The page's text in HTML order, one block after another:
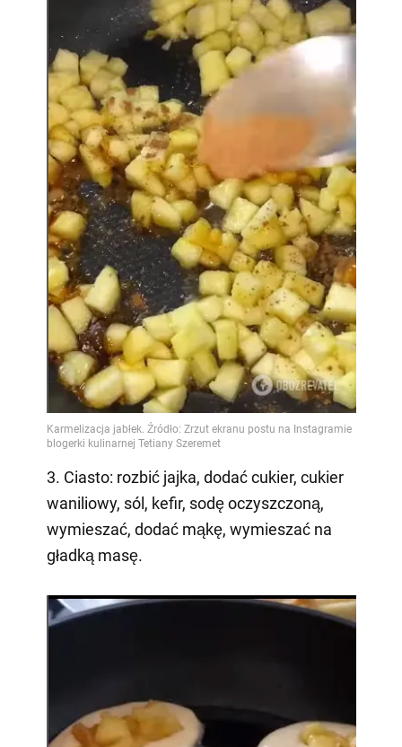
3. Ciasto: rozbić jajka, dodać cukier, cukier
waniliowy, sól, kefir, sodę oczyszczoną,
wymieszać, dodać mąkę, wymieszać na
gładką masę.